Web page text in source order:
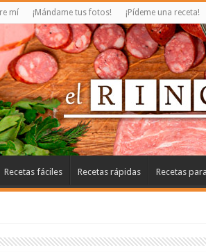
mí ¡Mándame tus fotos! ¡Pídeme una receta!
Recetas fáciles Recetas rápidas Recetas